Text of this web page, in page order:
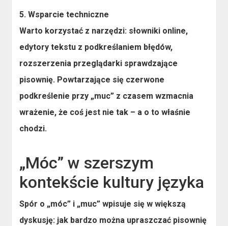
5. Wsparcie techniczne
Warto korzystać z narzędzi: słowniki online,
edytory tekstu z podkreślaniem błędów,
rozszerzenia przeglądarki sprawdzające
pisownię. Powtarzające się czerwone
podkreślenie przy „muc” z czasem wzmacnia
wrażenie, że coś jest nie tak – a o to właśnie
chodzi.
„Móc” w szerszym
kontekście kultury języka
Spór o „móc” i „muc” wpisuje się w większą
dyskusję: jak bardzo można upraszczać pisownię